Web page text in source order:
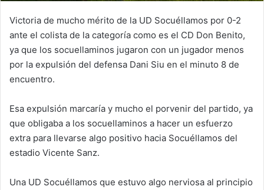
Victoria de mucho mérito de la UD Socuéllamos por 0-2
ante el colista de la categoría como es el CD Don Benito,
ya que los socuellaminos jugaron con un jugador menos
por la expulsión del defensa Dani Siu en el minuto 8 de
encuentro.
Esa expulsión marcaría y mucho el porvenir del partido, ya
que obligaba a los socuellaminos a hacer un esfuerzo
extra para llevarse algo positivo hacia Socuéllamos del
estadio Vicente Sanz.
Una UD Socuéllamos que estuvo algo nerviosa al principio